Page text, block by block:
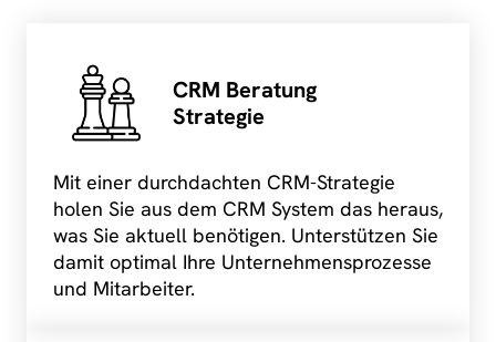
CRM Beratung
Strategie
Mit einer durchdachten CRM-Strategie
holen Sie aus dem CRM System das heraus,
was Sie aktuell benötigen. Unterstützen Sie
damit optimal Ihre Unternehmensprozesse
und Mitarbeiter.